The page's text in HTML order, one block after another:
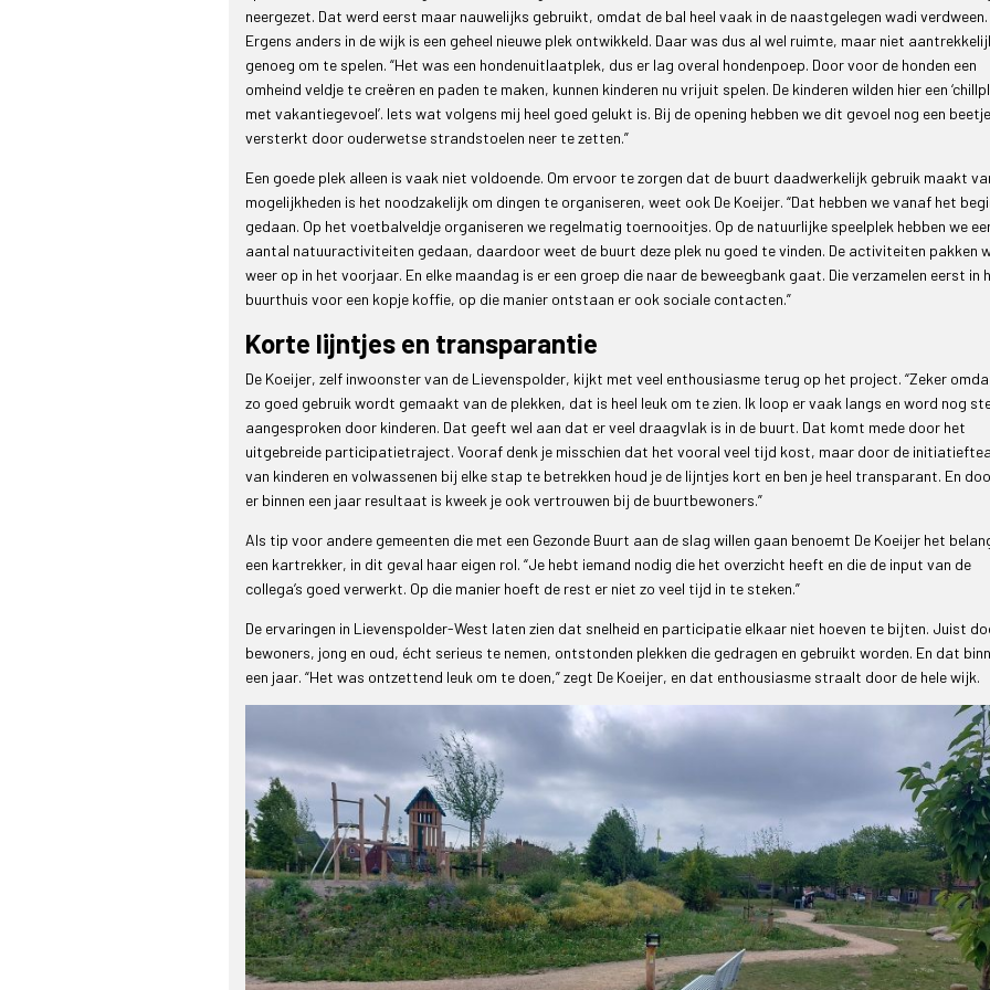
neergezet. Dat werd eerst maar nauwelijks gebruikt, omdat de bal heel vaak in de naastgelegen wadi verdween.
Ergens anders in de wijk is een geheel nieuwe plek ontwikkeld. Daar was dus al wel ruimte, maar niet
genoeg om te spelen. “Het was een hondenuitlaatplek, dus er lag overal hondenpoep. Door voor de honden een
omheind veldje te creëren en paden te maken, kunnen kinderen nu vrijuit spelen. De kinderen wilden hier een
met vakantiegevoel’. Iets wat volgens mij heel goed gelukt is. Bij de opening hebben we dit gevoel nog een beetje
versterkt door ouderwetse strandstoelen neer te zetten.”
Een goede plek alleen is vaak niet voldoende. Om ervoor te zorgen dat de buurt daadwerkelijk gebruik maakt
mogelijkheden is het noodzakelijk om dingen te organiseren, weet ook De Koeijer. “Dat hebben we vanaf het
gedaan. Op het voetbalveldje organiseren we regelmatig toernooitjes. Op de natuurlijke speelplek hebben we
aantal natuuractiviteiten gedaan, daardoor weet de buurt deze plek nu goed te vinden. De activiteiten pakken
weer op in het voorjaar. En elke maandag is er een groep die naar de beweegbank gaat. Die verzamelen eerst in
buurthuis voor een kopje koffie, op die manier ontstaan er ook sociale contacten.”
Korte lijntjes en transparantie
De Koeijer, zelf inwoonster van de Lievenspolder, kijkt met veel enthousiasme terug op het project. “Zeker
zo goed gebruik wordt gemaakt van de plekken, dat is heel leuk om te zien. Ik loop er vaak langs en word nog
aangesproken door kinderen. Dat geeft wel aan dat er veel draagvlak is in de buurt. Dat komt mede door het
uitgebreide participatietraject. Vooraf denk je misschien dat het vooral veel tijd kost, maar door de
van kinderen en volwassenen bij elke stap te betrekken houd je de lijntjes kort en ben je heel transparant. En
er binnen een jaar resultaat is kweek je ook vertrouwen bij de buurtbewoners.”
Als tip voor andere gemeenten die met een Gezonde Buurt aan de slag willen gaan benoemt De Koeijer het
een kartrekker, in dit geval haar eigen rol. “Je hebt iemand nodig die het overzicht heeft en die de input van de
collega’s goed verwerkt. Op die manier hoeft de rest er niet zo veel tijd in te steken.”
De ervaringen in Lievenspolder-West laten zien dat snelheid en participatie elkaar niet hoeven te bijten. Juist
bewoners, jong en oud, écht serieus te nemen, ontstonden plekken die gedragen en gebruikt worden. En dat
een jaar. “Het was ontzettend leuk om te doen,” zegt De Koeijer, en dat enthousiasme straalt door de hele wijk.